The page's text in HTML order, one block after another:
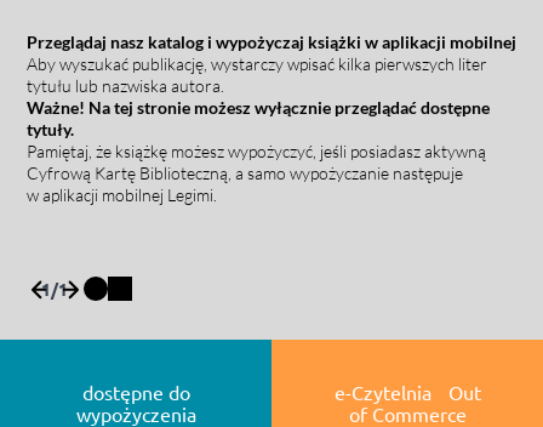
Przeglądaj nasz katalog i wypożyczaj książki w aplikacji mobilnej
Aby wyszukać publikację, wystarczy wpisać kilka pierwszych liter
tytułu lub nazwiska autora.
Ważne! Na tej stronie możesz wyłącznie przeglądać dostępne
tytuły.
Pamiętaj, że książkę możesz wypożyczyć, jeśli posiadasz aktywną
Cyfrową Kartę Biblioteczną, a samo wypożyczanie następuje
w aplikacji mobilnej Legimi.
1/1
dostępne do
wypożyczenia
e-Czytelnia Out
of Commerce